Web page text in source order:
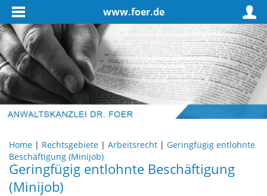
www.foer.de
Home | Rechtsgebiete | Arbeitsrecht | Geringfügig entlohnte
Beschäftigung (Minijob)
Geringfügig entlohnte Beschäftigung
(Minijob)